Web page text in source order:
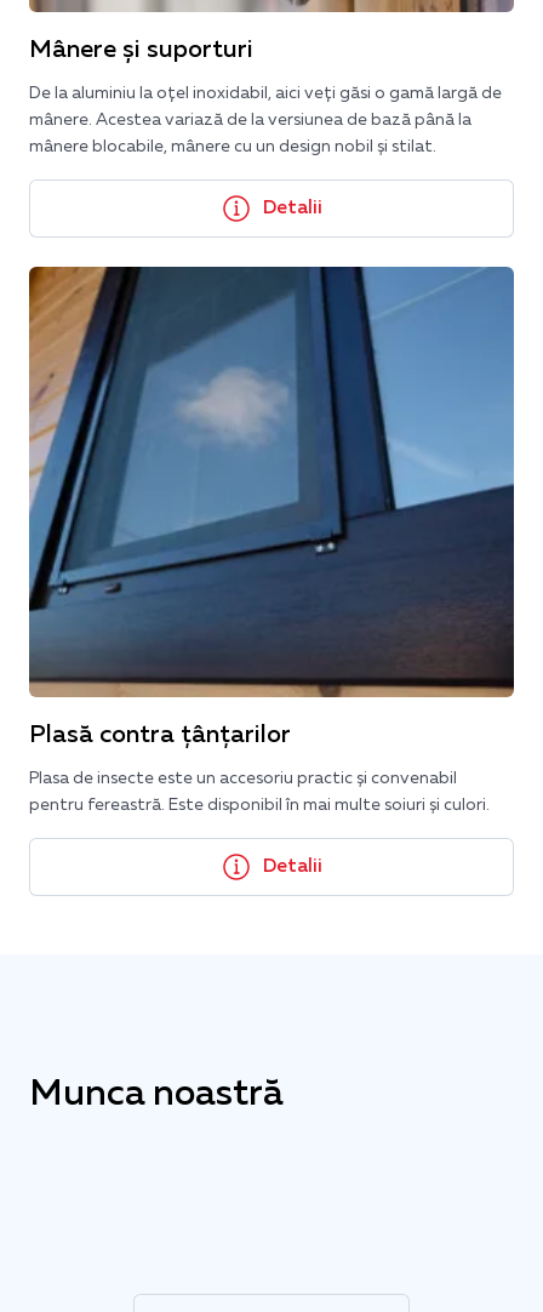
Mânere și suporturi
De la aluminiu la oțel inoxidabil, aici veți găsi o gamă largă de
mânere. Acestea variază de la versiunea de bază până la
mânere blocabile, mânere cu un design nobil și stilat.
Detalii
Plasă contra țânțarilor
Plasa de insecte este un accesoriu practic și convenabil
pentru fereastră. Este disponibil în mai multe soiuri și culori.
Detalii
Munca noastră